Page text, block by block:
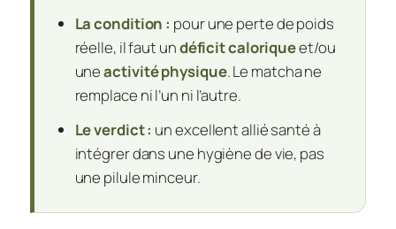
La condition : pour une perte de poids
réelle, il faut undéficit caloriqueet/ou
uneactivité physique. Le matcha ne
remplace ni l’un ni l’autre.
Le verdict : un excellent allié santé à
intégrer dans une hygiène de vie, pas
une pilule minceur.